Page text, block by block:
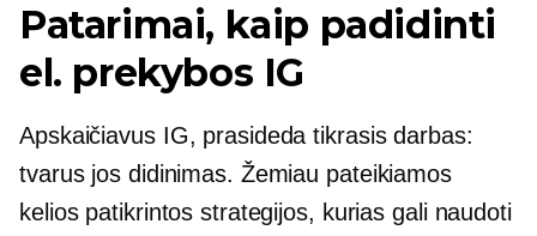
Patarimai, kaip padidinti
el. prekybos IG
Apskaičiavus IG, prasideda tikrasis darbas:
tvarus jos didinimas. Žemiau pateikiamos
kelios patikrintos strategijos, kurias gali naudoti